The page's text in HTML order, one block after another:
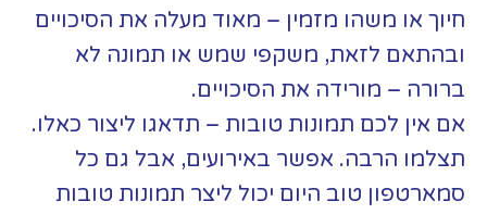
חיוך או משהו מזמין – מאוד מעלה את הסיכויים
ובהתאם לזאת, משקפי שמש או תמונה לא
ברורה – מורידה את הסיכויים.
אם אין לכם תמונות טובות – תדאגו ליצור כאלו.
תצלמו הרבה. אפשר באירועים, אבל גם כל
סמארטפון טוב היום יכול ליצר תמונות טובות